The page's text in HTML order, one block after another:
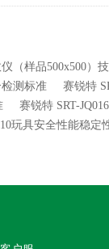
（样品500x500）
测标准
赛锐特
赛锐特 SRT-
玩具安全性能稳定